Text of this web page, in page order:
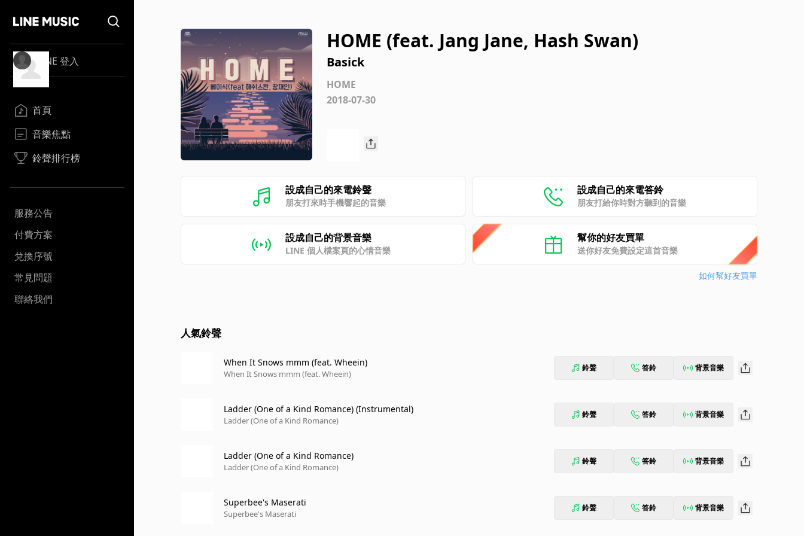
LINE 登入
首頁
音樂焦點
鈴聲排行榜
服務公告
付費方案
兌換序號
常見問題
聯絡我們
HOME (feat. Jang Jane, Hash Swan)
Basick
HOME
2018-07-30
設成自己的來電鈴聲
朋友打來時手機響起的音樂
設成自己的來電答鈴
朋友打給你時對方聽到的音樂
設成自己的背景音樂
LINE 個人檔案頁的心情音樂
幫你的好友買單
送你好友免費設定這首音樂
如何幫好友買單
人氣鈴聲
When It Snows mmm (feat. Wheein)
When It Snows mmm (feat. Wheein)
鈴聲 答鈴 背景音樂
Ladder (One of a Kind Romance) (Instrumental)
Ladder (One of a Kind Romance)
鈴聲 答鈴 背景音樂
Ladder (One of a Kind Romance)
Ladder (One of a Kind Romance)
鈴聲 答鈴 背景音樂
Superbee's Maserati
Superbee's Maserati
鈴聲 答鈴 背景音樂